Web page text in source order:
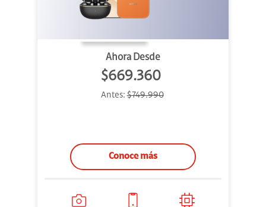
Ahora Desde
$669.360
Antes:$749.990
Conoce más